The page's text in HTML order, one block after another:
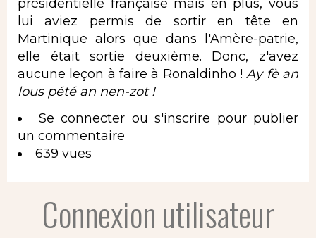
présidentielle française mais en plus, vous
lui aviez permis de sortir en tête en
Martinique alors que dans l'Amère-patrie,
elle était sortie deuxième. Donc, z'avez
aucune leçon à faire à Ronaldinho !Ay fè an
lous pété an nen-zot !
Se connecter ou s'inscrire pour publier
un commentaire
639 vues
Connexion utilisateur